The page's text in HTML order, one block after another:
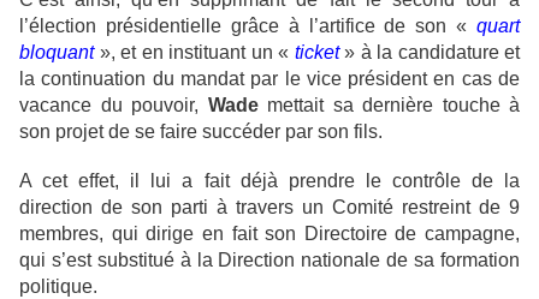
l’élection présidentielle grâce à l’artifice de son « quart
bloquant », et en instituant un « ticket» à la candidature et
la continuation du mandat par le vice président en cas de
vacance du pouvoir, Wademettait sa dernière touche à
son projet de se faire succéder par son fils.
A cet effet, il lui a fait déjà prendre le contrôle de la
direction de son parti à travers un Comité restreint de 9
membres, qui dirige en fait son Directoire de campagne,
qui s’est substitué à la Direction nationale de sa formation
politique.